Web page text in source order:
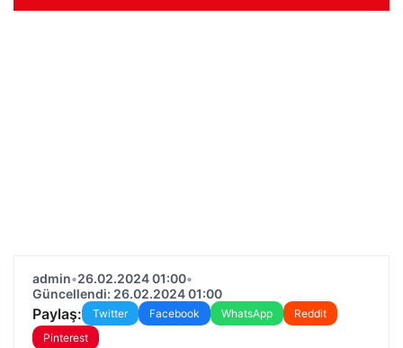
admin•26.02.2024 01:00•
Güncellendi: 26.02.2024 01:00
Paylaş: Twitter Facebook WhatsApp
Reddit
Pinterest